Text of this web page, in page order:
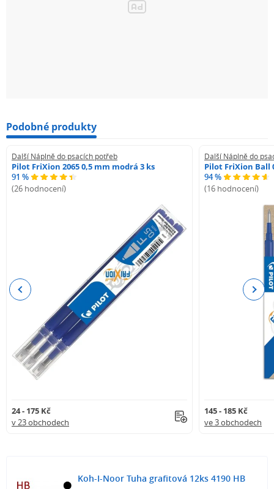
Podobné produkty
Další Náplně do psacích potřeb
Pilot FriXion 2065 0,5 mm modrá 3 ks
91 %
(26 hodnocení)
24 - 175 Kč
v 23 obchodech
Další Náplně do
Pilot FriXion Ball
94 %
(16 hodnocení)
145 - 185 Kč
ve 3 obchodech
Previous Next
Koh-I-Noor Tuha grafitová 12ks 4190 HB